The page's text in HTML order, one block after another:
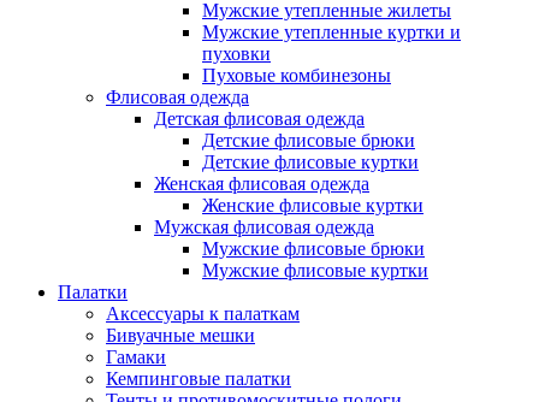
Мужские утепленные жилеты
Мужские утепленные куртки и
пуховки
Пуховые комбинезоны
Флисовая одежда
Детская флисовая одежда
Детские флисовые брюки
Детские флисовые куртки
Женская флисовая одежда
Женские флисовые куртки
Мужская флисовая одежда
Мужские флисовые брюки
Мужские флисовые куртки
Палатки
Аксессуары к палаткам
Бивуачные мешки
Гамаки
Кемпинговые палатки